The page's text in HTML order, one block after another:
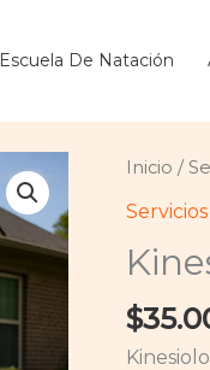
Escuela De Natación
Inicio /
$
a
cantidad